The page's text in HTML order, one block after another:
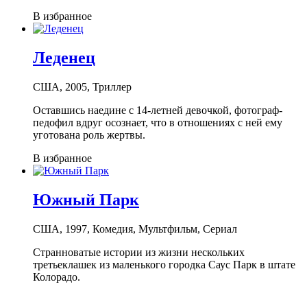
В избранное
Леденец
США, 2005, Триллер
Оставшись наедине с 14-летней девочкой, фотограф-
педофил вдруг осознает, что в отношениях с ней ему
уготована роль жертвы.
В избранное
Южный Парк
США, 1997, Комедия, Мультфильм, Сериал
Cтранноватые истории из жизни нескольких
третьеклашек из маленького городка Саус Парк в штате
Колорадо.